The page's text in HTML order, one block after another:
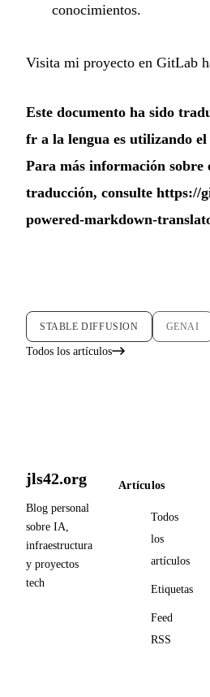
conocimientos.
Visita mi proyecto en GitLab
Este documento ha sido
fr a la lengua es utilizando
Para más información sobre
traducción, consulte https://
powered-markdown-
STABLE DIFFUSION GENAI
Todos los artículos
jls42.org
Blog personal
sobre IA,
infraestructura
y proyectos
tech
Artículos
Todos
los
artículos
Etiquetas
Feed
RSS